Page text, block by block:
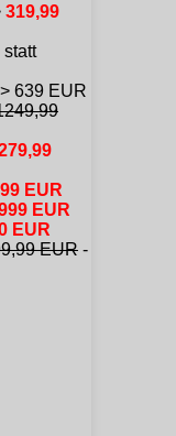
319,99
statt
639 EUR
EUR
EUR
EUR
EUR -